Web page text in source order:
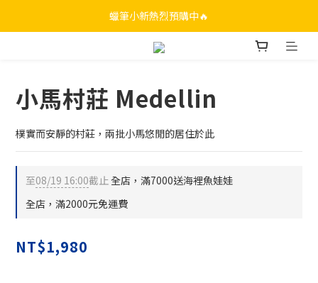
蠟筆小新熱烈預購中🔥
小馬村莊 Medellin
樸實而安靜的村莊，兩批小馬悠閒的居住於此
至08/19 16:00截止全店，滿7000送海裡魚娃娃
全店，滿2000元免運費
NT$1,980